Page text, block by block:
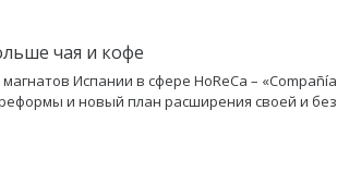
чая и кофе
Испании в сфере HoReCa – «Compañía
и новый план расширения своей и без